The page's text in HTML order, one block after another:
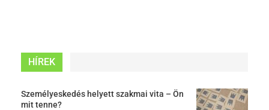
HÍREK
Személyeskedés helyett szakmai vita – Ön
mit tenne?